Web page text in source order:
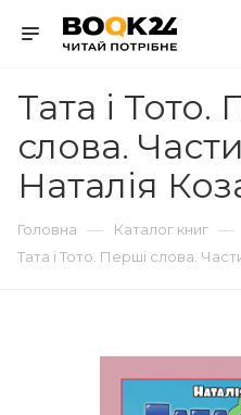
Тата і Тото.
слова.
Наталія
Головна — Каталог книг —
Тата і Тото. Перші слова.